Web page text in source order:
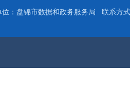
：盘锦市数据和政务服务局 联系方